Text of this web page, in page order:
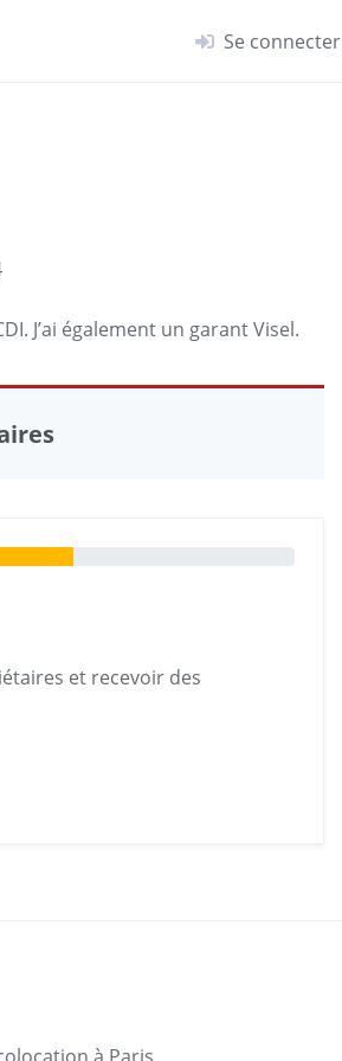
Se connecter
J’ai également un garant Visel.
et recevoir des